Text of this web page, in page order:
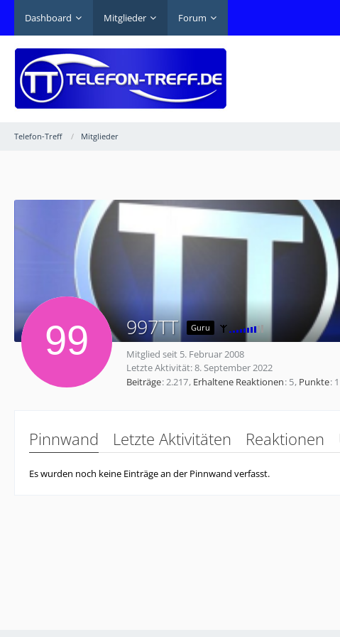
Dashboard Mitglieder Forum
Telefon-Treff Mitglieder
997TT Guru
Mitglied seit 5. Februar 2008
Letzte Aktivität:8. September 2022
Beiträge 2.217 Erhaltene Reaktionen 5 Punkte
Pinnwand Letzte Aktivitäten Reaktionen
Es wurden noch keine Einträge an der Pinnwand verfasst.